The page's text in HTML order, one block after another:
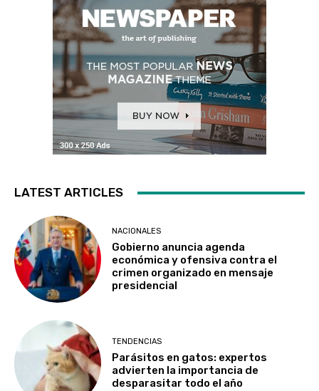
LATEST ARTICLES
NACIONALES
Gobierno anuncia agenda
económica y ofensiva contra el
crimen organizado en mensaje
presidencial
TENDENCIAS
Parásitos en gatos: expertos
advierten la importancia de
desparasitar todo el año